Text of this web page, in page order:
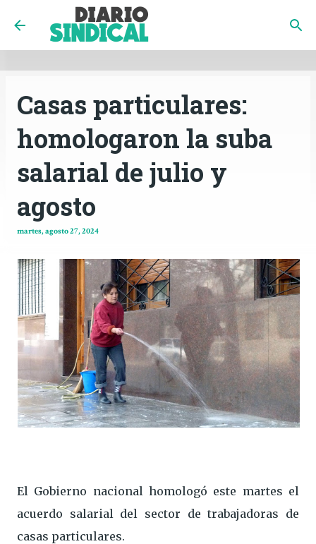
INICIO CÓRDOBA
Ir al contenido principal
Casas particulares:
homologaron la suba
salarial de julio y
agosto
martes, agosto 27, 2024
El Gobierno nacional homologó este martes el
acuerdo salarial del sector de trabajadoras de
casas particulares.